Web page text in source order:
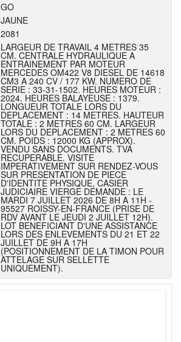
GO
JAUNE
2081
LARGEUR DE TRAVAIL 4 METRES 35
CM. CENTRALE HYDRAULIQUE A
ENTRAINEMENT PAR MOTEUR
MERCEDES OM422 V8 DIESEL DE 14618
CM3 A 240 CV / 177 KW. NUMERO DE
SERIE : 33-31-1502. HEURES MOTEUR :
2024. HEURES BALAYEUSE : 1379.
LONGUEUR TOTALE LORS DU
DEPLACEMENT : 14 METRES. HAUTEUR
TOTALE : 2 METRES 60 CM. LARGEUR
LORS DU DEPLACEMENT : 2 METRES 60
CM. POIDS : 12000 KG (APPROX).
VENDU SANS DOCUMENTS. TVA
RECUPERABLE. VISITE
IMPERATIVEMENT SUR RENDEZ-VOUS
SUR PRESENTATION DE PIECE
D'IDENTITE PHYSIQUE, CASIER
JUDICIAIRE VIERGE DEMANDE : LE
MARDI 7 JUILLET 2026 DE 8H A 11H -
95527 ROISSY-EN-FRANCE (PRISE DE
RDV AVANT LE JEUDI 2 JUILLET 12H).
LOT BENEFICIANT D'UNE ASSISTANCE
LORS DES ENLEVEMENTS DU 21 ET 22
JUILLET DE 9H A 17H
(POSITIONNEMENT DE LA TIMON POUR
ATTELAGE SUR SELLETTE
UNIQUEMENT).